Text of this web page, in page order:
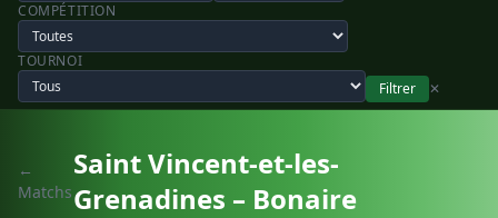
COMPÉTITION
TOURNOI
Filtrer
✕
←
Matchs
Saint Vincent-et-les-
Grenadines – Bonaire